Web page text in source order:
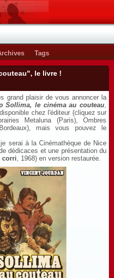
Tags
le livre !
grand plaisir de vous annoncer la
Sollima, le cinéma au couteau,
chez l'éditeur (cliquez sur
Metaluna (Paris), Ombres
mais vous pouvez le
serai à la Cinémathèque de Nice
dédicaces et une présentation du
corri, 1968) en version restaurée.